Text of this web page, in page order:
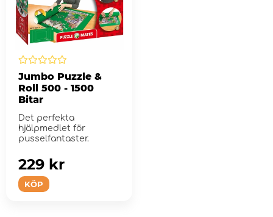
Jumbo Puzzle &
Roll 500 - 1500
Bitar
Det perfekta
hjälpmedlet för
pusselfantaster.
KÖP
229 kr